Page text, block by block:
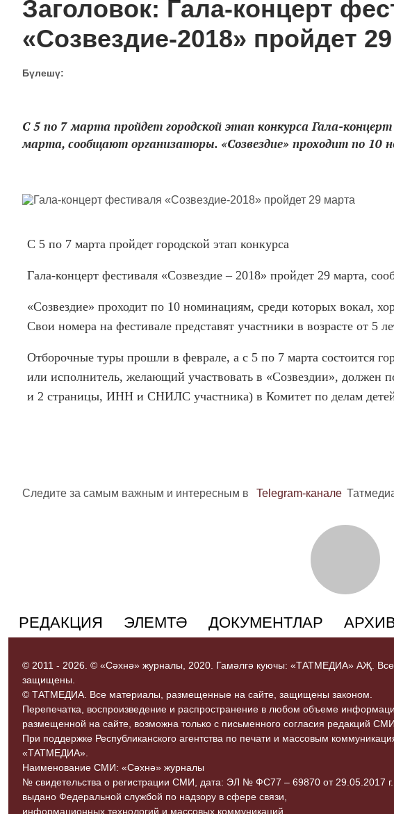
Заголовок: Гала-концерт
«Созвездие-2018» пройдет
Бүлешү:
С 5 по 7 марта пройдет городской этап конкурса Гала-
марта, сообщают организаторы. «Созвездие» проходит по 10
С 5 по 7 марта пройдет городской этап конкурса
Гала-концерт фестиваля «Созвездие – 2018» пройдет 29 марта,
«Созвездие» проходит по 10 номинациям, среди которых вокал,
Свои номера на фестивале представят участники в возрасте от 5
Отборочные туры прошли в феврале, а с 5 по 7 марта состоится
или исполнитель, желающий участвовать в «Созвездии», должен
и 2 страницы, ИНН и СНИЛС участника) в Комитет по делам
Следите за самым важным и интересным в Telegram-канале
РЕДАКЦИЯ ЭЛЕМТӘ ДОКУМЕНТЛАР
© 2011 - 2026. © «Сәхнә» журналы, 2020. Гамәлгә куючы: «ТАТМЕДИА» АҖ. Все
защищены.
© ТАТМЕДИА. Все материалы, размещенные на сайте, защищены законом.
Перепечатка, воспроизведение и распространение в любом объеме
размещенной на сайте, возможна только с письменного согласия редакций СМИ.
При поддержке Республиканского агентства по печати и массовым
«ТАТМЕДИА».
Наименование СМИ: «Сәхнә» журналы
№ свидетельства о регистрации СМИ, дата: ЭЛ № ФС77 – 69870 от 29.05.2017 г.
выдано Федеральной службой по надзору в сфере связи,
информационных технологий и массовых коммуникаций